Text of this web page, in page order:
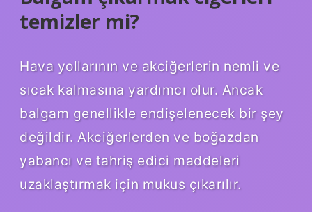
temizler mi?
Hava yollarının ve akciğerlerin nemli ve
sıcak kalmasına yardımcı olur. Ancak
balgam genellikle endişelenecek bir şey
değildir. Akciğerlerden ve boğazdan
yabancı ve tahriş edici maddeleri
uzaklaştırmak için mukus çıkarılır.